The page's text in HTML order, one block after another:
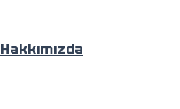
Hakkımızda